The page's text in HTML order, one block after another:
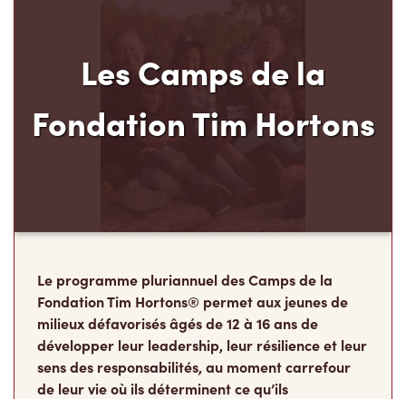
Les Camps de la
Fondation Tim Hortons
Le programme pluriannuel des Camps de la
Fondation Tim Hortons® permet aux jeunes de
milieux défavorisés âgés de 12 à 16 ans de
développer leur leadership, leur résilience et leur
sens des responsabilités, au moment carrefour
de leur vie où ils déterminent ce qu’ils